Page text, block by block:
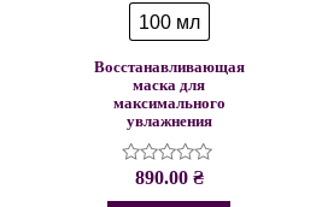
100 мл
Восстанавливающая
маска для
максимального
увлажнения
Оценка
890.00 ₴